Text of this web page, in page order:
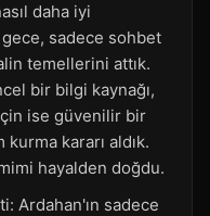
daha iyi
sadece sohbet
temellerini attık.
bir bilgi kaynağı,
ise güvenilir bir
kararı aldık.
hayalden doğdu.
Ardahan'ın sadece